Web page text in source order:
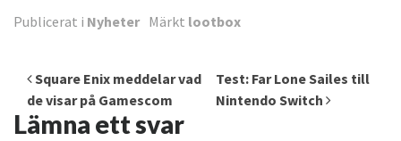
Publicerat i Nyheter Märkt lootbox
Inläggsnavigering
Square Enix meddelar vad
de visar på Gamescom
Test: Far Lone Sailes till
Nintendo Switch
Lämna ett svar